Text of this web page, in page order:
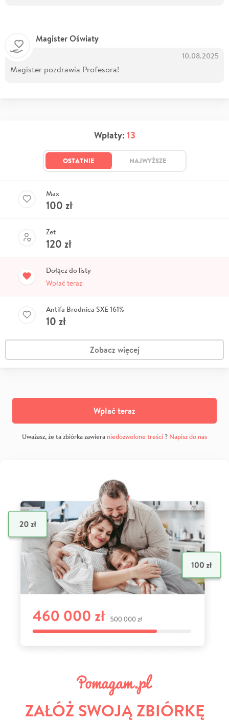
Magister Oświaty
10.08.2025
Magister pozdrawia Profesora!
Wpłaty: 13
OSTATNIE NAJWYŻSZE
Max
100 zł
Zet
120 zł
Dołącz do listy
Wpłać teraz
Antifa Brodnica SXE 161%
10 zł
Zobacz więcej
Wpłać teraz
Uważasz, że ta zbiórka zawiera niedozwolone treści? Napisz do nas
ZAŁÓŻ SWOJĄ ZBIÓRKĘ